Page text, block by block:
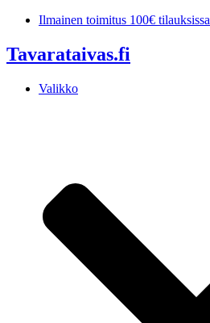
Mene
Ilmainen toimitus 100€ tilauksissa
Tavarataivas.fi
Valikko